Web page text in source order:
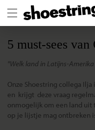
5 must-sees van
"Welk land in Latijns-
Onze Shoestring collega
en krijgt deze vraag
onmogelijk om een land uit
op je lijstje mag ontbreken